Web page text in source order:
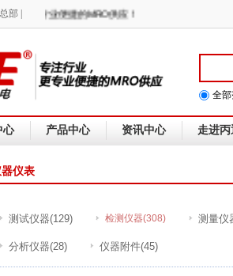
部 |，提供更专业便捷的MRO供应！
全
心 产品中心 资讯中心 走进丙
仪表
测试仪器(129) 检测仪器(308) 测量仪
分析仪器(28) 仪器附件(45)